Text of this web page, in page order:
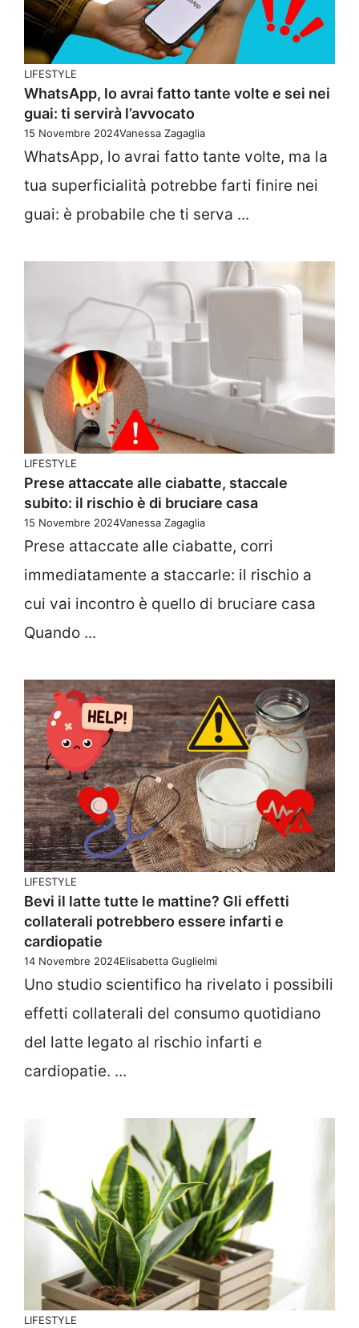
LIFESTYLE
WhatsApp, lo avrai fatto tante volte e sei nei
guai: ti servirà l’avvocato
15 Novembre 2024Vanessa Zagaglia
WhatsApp, lo avrai fatto tante volte, ma la
tua superficialità potrebbe farti finire nei
guai: è probabile che ti serva ...
LIFESTYLE
Prese attaccate alle ciabatte, staccale
subito: il rischio è di bruciare casa
15 Novembre 2024Vanessa Zagaglia
Prese attaccate alle ciabatte, corri
immediatamente a staccarle: il rischio a
cui vai incontro è quello di bruciare casa
Quando ...
LIFESTYLE
Bevi il latte tutte le mattine? Gli effetti
collaterali potrebbero essere infarti e
cardiopatie
14 Novembre 2024Elisabetta Guglielmi
Uno studio scientifico ha rivelato i possibili
effetti collaterali del consumo quotidiano
del latte legato al rischio infarti e
cardiopatie. ...
LIFESTYLE